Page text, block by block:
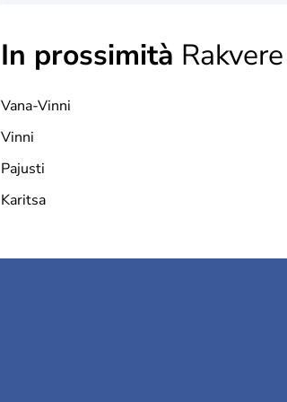
In prossimità Rakvere
Vana-Vinni
Vinni
Pajusti
Karitsa